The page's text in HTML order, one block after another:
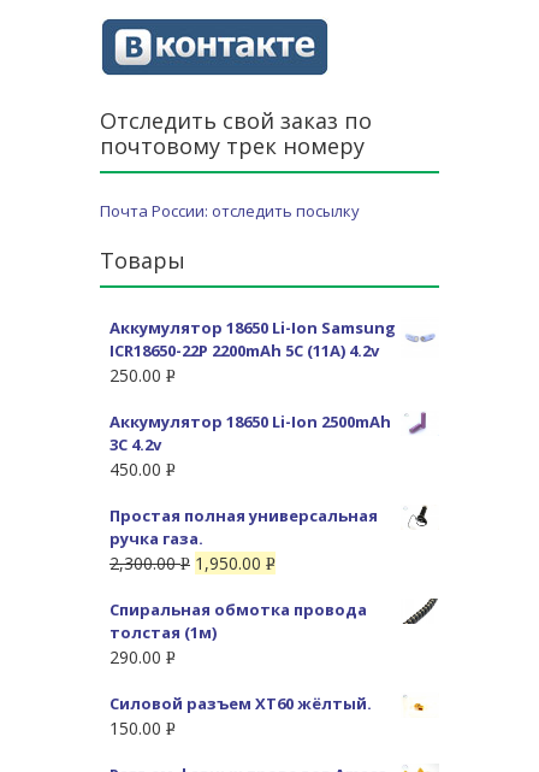
Отследить свой заказ по
почтовому трек номеру
Почта России: отследить посылку
Товары
Аккумулятор 18650 Li-Ion Samsung
ICR18650-22P 2200mAh 5C (11A) 4.2v
250.00 Р
Аккумулятор 18650 Li-Ion 2500mAh
3C 4.2v
450.00 Р
Простая полная универсальная
ручка газа.
2,300.00Р 1,950.00 Р
Спиральная обмотка провода
толстая (1м)
290.00 Р
Силовой разъем XT60 жёлтый.
150.00 Р